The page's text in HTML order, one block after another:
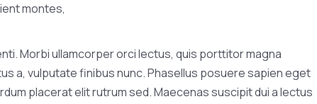
montes,
Morbi ullamcorper orci lectus, quis porttitor magna
a, vulputate finibus nunc. Phasellus posuere sapien eget
placerat elit rutrum sed. Maecenas suscipit dui a lectus